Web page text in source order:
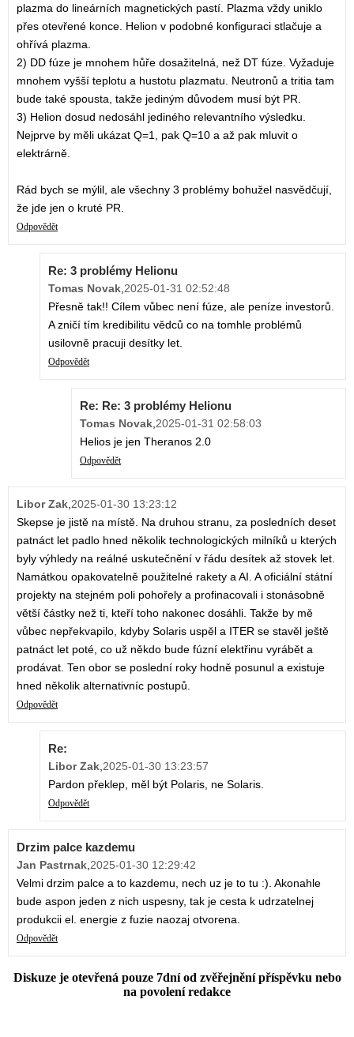
plazma do lineárních magnetických pastí. Plazma vždy uniklo
přes otevřené konce. Helion v podobné konfiguraci stlačuje a
ohřívá plazma.
2) DD fúze je mnohem hůře dosažitelná, než DT fúze. Vyžaduje
mnohem vyšší teplotu a hustotu plazmatu. Neutronů a tritia tam
bude také spousta, takže jediným důvodem musí být PR.
3) Helion dosud nedosáhl jediného relevantního výsledku.
Nejprve by měli ukázat Q=1, pak Q=10 a až pak mluvit o
elektrárně.
Rád bych se mýlil, ale všechny 3 problémy bohužel nasvědčují,
že jde jen o kruté PR.
Odpovědět
Re: 3 problémy Helionu
Tomas Novak 2025-01-31 02:52:48
Přesně tak!! Cílem vůbec není fúze, ale peníze investorů.
A zničí tím kredibilitu vědců co na tomhle problémů
usilovně pracuji desítky let.
Odpovědět
Re: Re: 3 problémy Helionu
Tomas Novak 2025-01-31 02:58:03
Helios je jen Theranos 2.0
Odpovědět
Libor Zak 2025-01-30 13:23:12
Skepse je jistě na místě. Na druhou stranu, za posledních deset
patnáct let padlo hned několik technologických milníků u kterých
byly výhledy na reálné uskutečnění v řádu desítek až stovek let.
Namátkou opakovatelně použitelné rakety a AI. A oficiální státní
projekty na stejném poli pohořely a profinacovali i stonásobně
větší částky než ti, kteří toho nakonec dosáhli. Takže by mě
vůbec nepřekvapilo, kdyby Solaris uspěl a ITER se stavěl ještě
patnáct let poté, co už někdo bude fúzní elektřinu vyrábět a
prodávat. Ten obor se poslední roky hodně posunul a existuje
hned několik alternativníc postupů.
Odpovědět
Re:
Libor Zak 2025-01-30 13:23:57
Pardon překlep, měl být Polaris, ne Solaris.
Odpovědět
Drzim palce kazdemu
Jan Pastrnak 2025-01-30 12:29:42
Velmi drzim palce a to kazdemu, nech uz je to tu :). Akonahle
bude aspon jeden z nich uspesny, tak je cesta k udrzatelnej
produkcii el. energie z fuzie naozaj otvorena.
Odpovědět
Diskuze je otevřená pouze 7dní od zvěřejnění příspěvku nebo
na povolení redakce